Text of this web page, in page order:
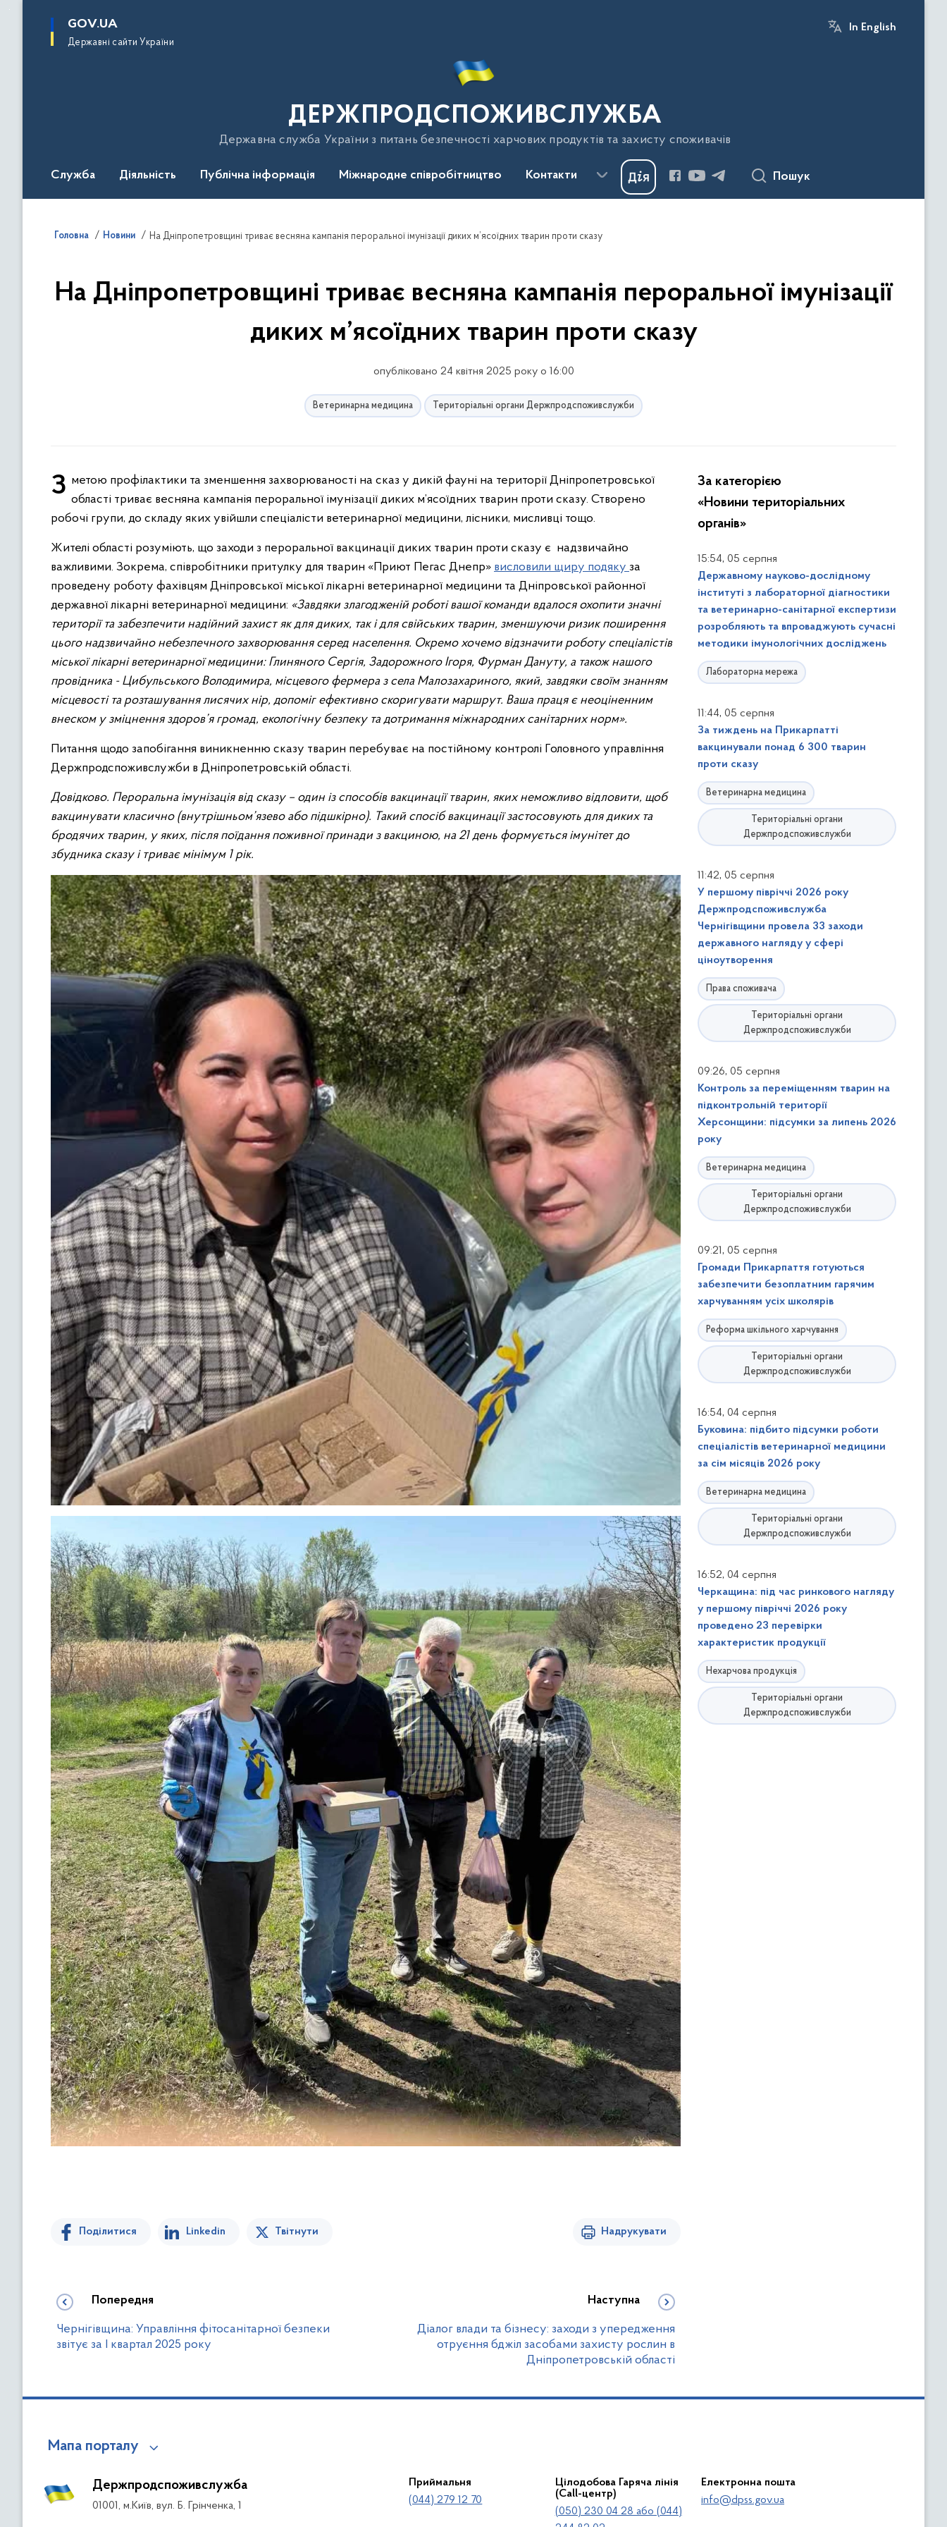
основного
GOV.UA
Державні сайти України
In English
ДЕРЖПРОДСПОЖИВСЛУЖБА
Державна служба України з питань безпечності харчових продуктів та захисту споживачів
Служба Діяльність Публічна інформація Міжнародне співробітництво Контакти Пошук
Головна Новини На Дніпропетровщині триває весняна кампанія пероральної імунізації диких м’ясоїдних тварин проти сказу
На Дніпропетровщині триває весняна кампанія пероральної імунізації
диких м’ясоїдних тварин проти сказу
опубліковано 24 квітня 2025 року о 16:00
Ветеринарна медицина Територіальні органи Держпродспоживслужби
З метою профілактики та зменшення захворюваності на сказ у дикій фауні на території Дніпропетровської області триває весняна кампанія пероральної імунізації диких м’ясоїдних тварин проти сказу. Створено
робочі групи, до складу яких увійшли спеціалісти ветеринарної медицини, лісники, мисливці тощо.
Жителі області розуміють, що заходи з пероральної вакцинації диких тварин проти сказу є надзвичайно
важливими. Зокрема, співробітники притулку для тварин «Приют Пегас Днепр» висловили щиру подяку за
проведену роботу фахівцям Дніпровської міської лікарні ветеринарної медицини та Дніпровської районної
державної лікарні ветеринарної медицини: «Завдяки злагодженій роботі вашої команди вдалося охопити значні
території та забезпечити надійний захист як для диких, так і для свійських тварин, зменшуючи ризик поширення
цього надзвичайно небезпечного захворювання серед населення. Окремо хочемо відзначити роботу спеціалістів
міської лікарні ветеринарної медицини: Глиняного Сергія, Задорожного Ігоря, Фурман Дануту, а також нашого
провідника - Цибульського Володимира, місцевого фермера з села Малозахариного, який, завдяки своїм знанням
місцевості та розташування лисячих нір, допоміг ефективно скоригувати маршрут. Ваша праця є неоціненним
внеском у зміцнення здоров’я громад, екологічну безпеку та дотримання міжнародних санітарних норм».
Питання щодо запобігання виникненню сказу тварин перебуває на постійному контролі Головного управління
Держпродспоживслужби в Дніпропетровській області.
Довідково. Пероральна імунізація від сказу – один із способів вакцинації тварин, яких неможливо відловити, щоб
вакцинувати класично (внутрішньом’язево або підшкірно). Такий спосіб вакцинації застосовують для диких та
бродячих тварин, у яких, після поїдання поживної принади з вакциною, на 21 день формується імунітет до
збудника сказу і триває мінімум 1 рік.
Поділитися Linkedin Твітнути Надрукувати
Попередня
Чернігівщина: Управління фітосанітарної безпеки
звітує за І квартал 2025 року
Наступна
Діалог влади та бізнесу: заходи з упередження
отруєння бджіл засобами захисту рослин в
Дніпропетровській області
За категорією
«Новини територіальних
органів»
15:54, 05 серпня
Державному науково-дослідному
інституті з лабораторної діагностики
та ветеринарно-санітарної експертизи
розробляють та впроваджують сучасні
методики імунологічних досліджень
Лабораторна мережа
11:44, 05 серпня
За тиждень на Прикарпатті
вакцинували понад 6 300 тварин
проти сказу
Ветеринарна медицина
Територіальні органи
Держпродспоживслужби
11:42, 05 серпня
У першому півріччі 2026 року
Держпродспоживслужба
Чернігівщини провела 33 заходи
державного нагляду у сфері
ціноутворення
Права споживача
Територіальні органи
Держпродспоживслужби
09:26, 05 серпня
Контроль за переміщенням тварин на
підконтрольній території
Херсонщини: підсумки за липень 2026
року
Ветеринарна медицина
Територіальні органи
Держпродспоживслужби
09:21, 05 серпня
Громади Прикарпаття готуються
забезпечити безоплатним гарячим
харчуванням усіх школярів
Реформа шкільного харчування
Територіальні органи
Держпродспоживслужби
16:54, 04 серпня
Буковина: підбито підсумки роботи
спеціалістів ветеринарної медицини
за сім місяців 2026 року
Ветеринарна медицина
Територіальні органи
Держпродспоживслужби
16:52, 04 серпня
Черкащина: під час ринкового нагляду
у першому півріччі 2026 року
проведено 23 перевірки
характеристик продукції
Нехарчова продукція
Територіальні органи
Держпродспоживслужби
Мапа порталу
Держпродспоживслужба
01001, м.Київ, вул. Б. Грінченка, 1
Приймальня
(044) 279 12 70
Цілодобова Гаряча лінія
(Call-центр)
(050) 230 04 28 або (044)
Електронна пошта
info@dpss.gov.ua